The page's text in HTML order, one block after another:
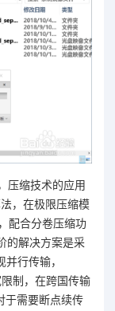
压缩技术的应用
，在极限压缩模
配合分卷压缩功
的解决方案是采
行传输，
制，在跨国传输
于需要断点续传